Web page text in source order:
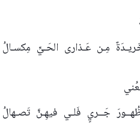
مِـن عَـذارى الحَـيِّ مِكسـالُ
جَــريٍ فَلـي فيهِـنَّ تَصـهالُ